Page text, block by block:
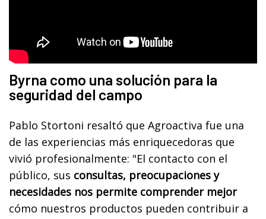
Byrna como una solución para la
seguridad del campo
Pablo Stortoni resaltó que Agroactiva fue una
de las experiencias más enriquecedoras que
vivió profesionalmente: "El contacto con el
público, sus consultas, preocupaciones y
necesidades nos permite comprender mejor
cómo nuestros productos pueden contribuir a